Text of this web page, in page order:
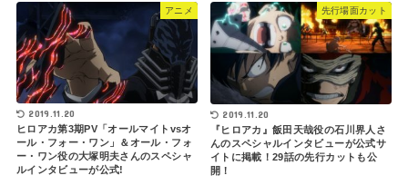
アニメ
2019.11.20
ヒロアカ第3期PV「オールマイトvsオ
ール・フォー・ワン」＆オール・フォ
ー・ワン役の大塚明夫さんのスペシャ
ルインタビューが公式!
先行場面カット
2019.11.20
『ヒロアカ』飯田天哉役の石川界人さ
んのスペシャルインタビューが公式サ
イトに掲載！29話の先行カットも公
開！